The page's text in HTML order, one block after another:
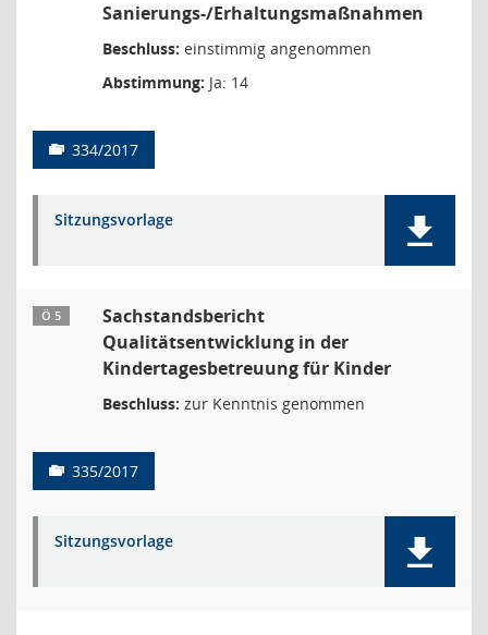
Sanierungs-/Erhaltungsmaßnahmen
Beschluss: einstimmig angenommen
Abstimmung: Ja: 14
334/2017
Sitzungsvorlage
Ö 5
Sachstandsbericht
Qualitätsentwicklung in der
Kindertagesbetreuung für Kinder
Beschluss: zur Kenntnis genommen
335/2017
Sitzungsvorlage